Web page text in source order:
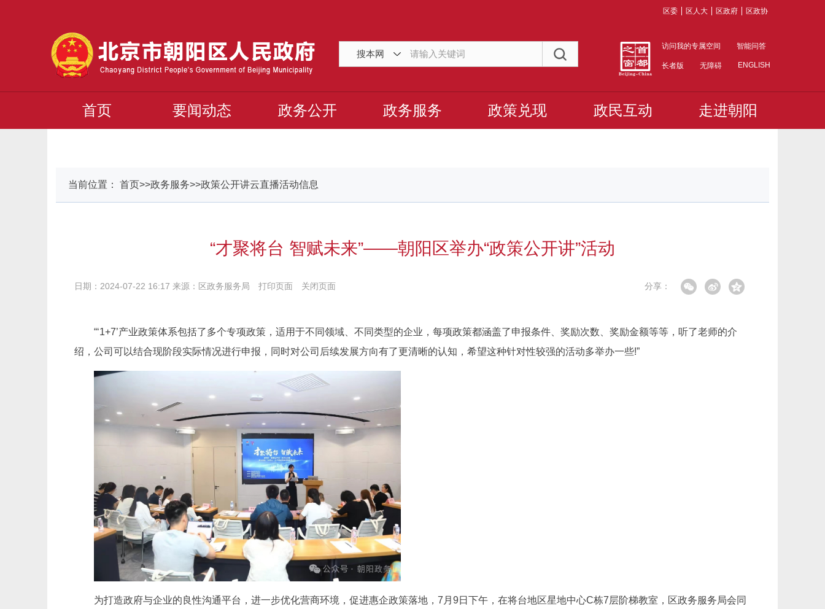
区委 区人大 区政府 区政协
搜本网
访问我的专属空间 智能问答
长者版 无障碍 ENGLISH
首页 要闻动态 政务公开 政务服务 政策兑现 政民互动 走进朝阳
当前位置： 首页>>政务服务>>政策公开讲云直播活动信息
“才聚将台 智赋未来”——朝阳区举办“政策公开讲”活动
分享：
日期：2024-07-22 16:17 来源：区政务服务局 打印页面 关闭页面
“‘1+7’产业政策体系包括了多个专项政策，适用于不同领域、不同类型的企业，每项政策都涵盖了申报条件、奖励次数、奖励金额等等，听了老师的介
绍，公司可以结合现阶段实际情况进行申报，同时对公司后续发展方向有了更清晰的认知，希望这种针对性较强的活动多举办一些!”
为打造政府与企业的良性沟通平台，进一步优化营商环境，促进惠企政策落地，7月9日下午，在将台地区星地中心C栋7层阶梯教室，区政务服务局会同